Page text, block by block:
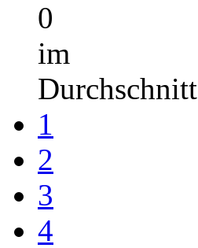
0
im
Durchschnitt
1
2
3
4